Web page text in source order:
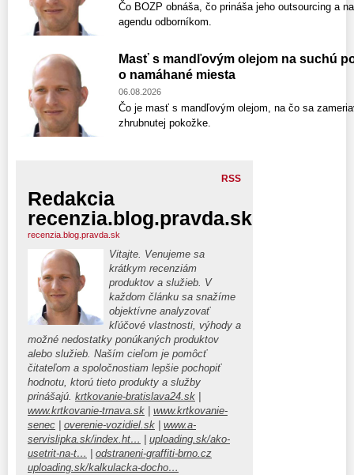
Čo BOZP obnáša, čo prináša jeho outsourcing a
agendu odborníkom.
Masť s mandľovým olejom na suchú
o namáhané miesta
06.08.2026
Čo je masť s mandľovým olejom, na čo sa
zhrubnutej pokožke.
RSS
Redakcia
recenzia.blog.pravda.sk
recenzia.blog.pravda.sk
Vitajte. Venujeme sa
krátkym recenziám
produktov a služieb. V
každom článku sa snažíme
objektívne analyzovať
kľúčové vlastnosti, výhody a
možné nedostatky ponúkaných produktov
alebo služieb. Naším cieľom je pomôcť
čitateľom a spoločnostiam lepšie pochopiť
hodnotu, ktorú tieto produkty a služby
prinášajú. krtkovanie-bratislava24.sk
www.krtkovanie-trnava.sk
www.krtkovanie-
senec
overenie-vozidiel.sk
www.a-
servislipka.sk/index.ht…
uploading.sk/ako-
usetrit-na-t…
odstraneni-graffiti-brno.cz
uploading.sk/kalkulacka-docho…